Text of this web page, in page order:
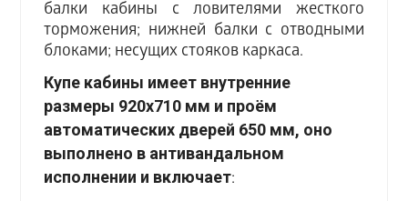
балки кабины с ловителями жесткого
торможения; нижней балки с отводными
блоками; несущих стояков каркаса.
Купе кабины имеет внутренние
размеры 920х710 мм и проём
автоматических дверей 650 мм, оно
выполнено в антивандальном
исполнении и включает: